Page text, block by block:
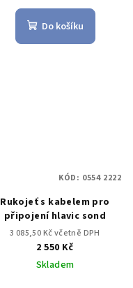
Do košíku
Rukojeť s kabelem pro
připojení hlavic sond
3 085,50 Kč včetně DPH
2 550 Kč
Skladem
KÓD: 0554 2222